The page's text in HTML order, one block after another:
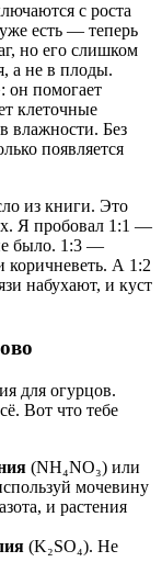
с роста
есть — теперь
но его слишком
а не в плоды.
он помогает
клеточные
влажности. Без
появляется
из книги. Это
Я пробовал 1:1 —
было. 1:3 —
коричневеть. А 1:2
набухают, и куст
для огурцов.
Вот что тебе
(NH₄NO₃) или
мочевину
и растения
(K₂SO₄). Не